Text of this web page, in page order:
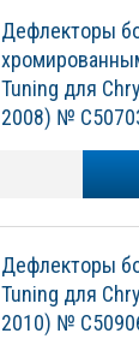
Дефлекторы
Tuning для
2008) №
Дефлекторы
Tuning для
2010) №